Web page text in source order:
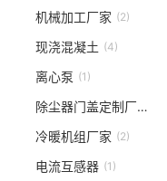
机械加工厂家 (2)
现浇混凝土 (4)
离心泵 (1)
除尘器门盖定制厂家
冷暖机组厂家 (2)
电流互感器 (1)